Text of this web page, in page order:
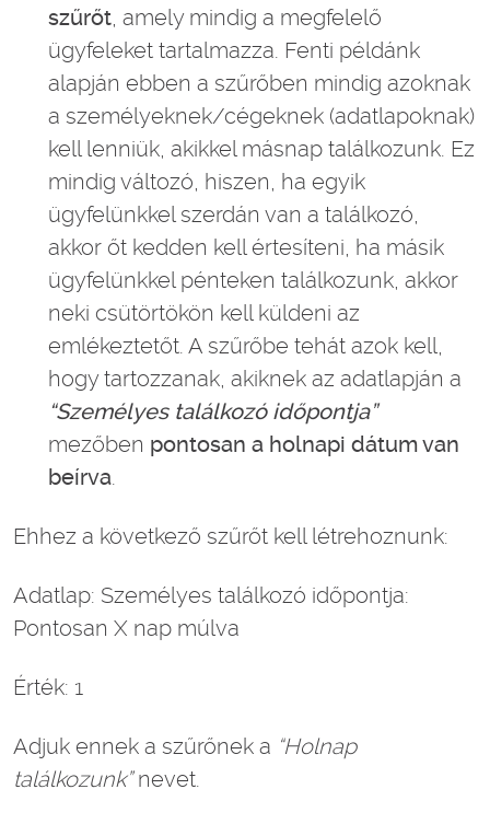
szűrőt, amely mindig a megfelelő
ügyfeleket tartalmazza. Fenti példánk
alapján ebben a szűrőben mindig azoknak
a személyeknek/cégeknek (adatlapoknak)
kell lenniük, akikkel másnap találkozunk. Ez
mindig változó, hiszen, ha egyik
ügyfelünkkel szerdán van a találkozó,
akkor őt kedden kell értesíteni, ha másik
ügyfelünkkel pénteken találkozunk, akkor
neki csütörtökön kell küldeni az
emlékeztetőt. A szűrőbe tehát azok kell,
hogy tartozzanak, akiknek az adatlapján a
“Személyes találkozó időpontja”
mezőben pontosan a holnapi dátum van
beírva.
Ehhez a következő szűrőt kell létrehoznunk:
Adatlap: Személyes találkozó időpontja:
Pontosan X nap múlva
Érték: 1
Adjuk ennek a szűrőnek a “Holnap
találkozunk”nevet.